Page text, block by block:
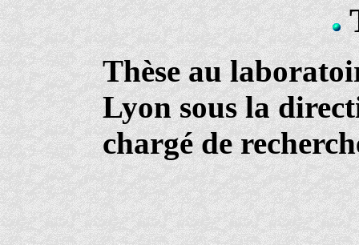
Thèse au
Lyon sous la
chargé de